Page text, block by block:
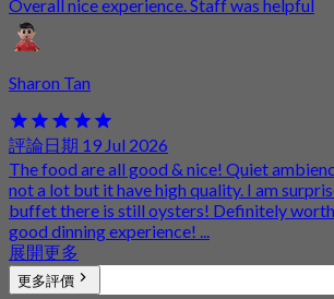
Overall nice experience. Staff was helpful
Sharon Tan
評論日期 19 Jul 2026
The food are all good & nice! Quiet
not a lot but it have high quality. I am
buffet there is still oysters! Definitely
good dinning experience! ...
展開更多
更多評價